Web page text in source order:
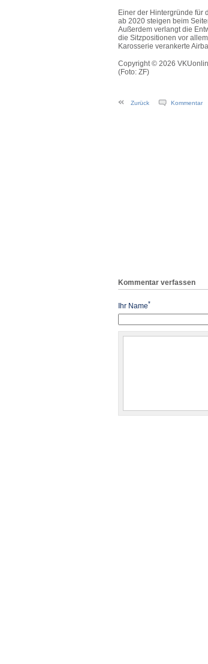
Einer der Hintergründe für
ab 2020 steigen beim
Außerdem verlangt die
die Sitzpositionen vor
Karosserie verankerte
Copyright © 2026
(Foto: ZF)
Zurück Kommentar
Kommentar verfassen
Ihr Name*